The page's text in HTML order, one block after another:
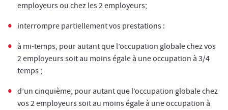
employeurs ou chez les 2 employeurs;
interrompre partiellement vos prestations :
à mi-temps, pour autant que l’occupation globale chez vos
2 employeurs soit au moins égale à une occupation à 3/4
temps ;
d’un cinquième, pour autant que l’occupation globale chez
vos 2 employeurs soit au moins égale à une occupation à